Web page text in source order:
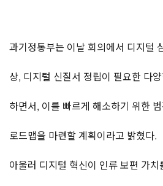
과기정통부는 이날 회의에서 디지털
상, 디지털 신질서 정립이 필요한 다
하면서, 이를 빠르게 해소하기 위한
로드맵을 마련할 계획이라고 밝혔다.
아울러 디지털 혁신이 인류 보편 가